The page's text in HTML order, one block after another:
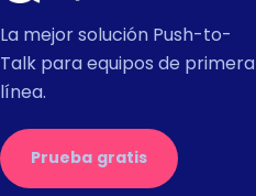
La mejor solución Push-to-
Talk para equipos de primera
línea.
Prueba gratis